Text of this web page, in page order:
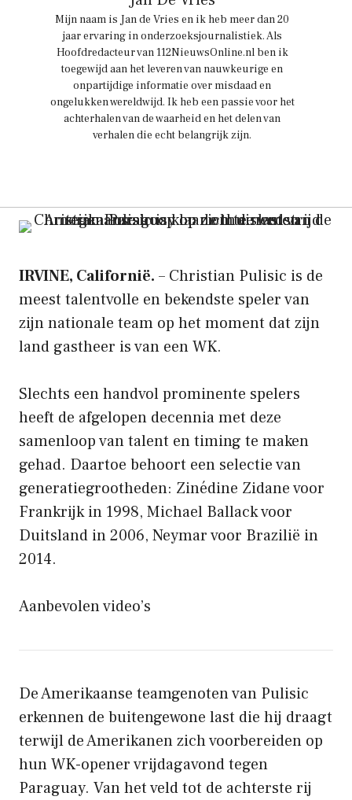
Mijn naam is Jan de Vries en ik heb meer dan 20
jaar ervaring in onderzoeksjournalistiek. Als
Hoofdredacteur van 112NieuwsOnline.nl ben ik
toegewijd aan het leveren van nauwkeurige en
onpartijdige informatie over misdaad en
ongelukken wereldwijd. Ik heb een passie voor het
achterhalen van de waarheid en het delen van
verhalen die echt belangrijk zijn.
IRVINE, Californië. – Christian Pulisic is de
meest talentvolle en bekendste speler van
zijn nationale team op het moment dat zijn
land gastheer is van een WK.
Slechts een handvol prominente spelers
heeft de afgelopen decennia met deze
samenloop van talent en timing te maken
gehad. Daartoe behoort een selectie van
generatiegrootheden: Zinédine Zidane voor
Frankrijk in 1998, Michael Ballack voor
Duitsland in 2006, Neymar voor Brazilië in
2014.
Aanbevolen video’s
De Amerikaanse teamgenoten van Pulisic
erkennen de buitengewone last die hij draagt
​​terwijl de Amerikanen zich voorbereiden op
hun WK-opener vrijdagavond tegen
Paraguay. Van het veld tot de achterste rij